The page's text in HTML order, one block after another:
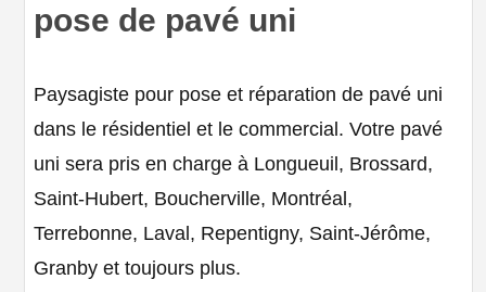
pose de pavé uni
Paysagiste pour pose et réparation de pavé uni
dans le résidentiel et le commercial. Votre pavé
uni sera pris en charge à Longueuil, Brossard,
Saint-Hubert, Boucherville, Montréal,
Terrebonne, Laval, Repentigny, Saint-Jérôme,
Granby et toujours plus.